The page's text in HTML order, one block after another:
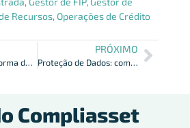
Recursos, Operações de Crédito
Alterações na Norma de Ofertas Públicas: CVM e ANBIMA esclarecem
PRÓXIMO
Proteção de Dados: como tratar os dados pessoais mantidos pela Gestora
Compliasset